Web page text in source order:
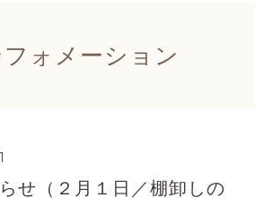
ォメーション
せ（２月１日／棚卸しの